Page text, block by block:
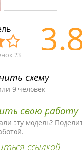
Отл
ая
ма!
23
схему
9 человек
свою работу
эту модель?
ссылкой